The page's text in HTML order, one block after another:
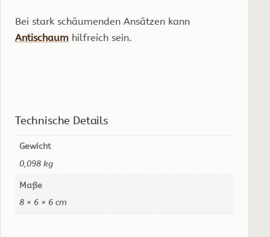
Bei stark schäumenden Ansätzen kann
Antischaum hilfreich sein.
Technische Details
Gewicht
0,098 kg
Maße
8 × 6 × 6 cm